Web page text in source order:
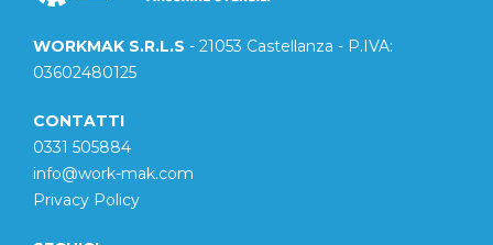
WORKMAK S.R.L.S - 21053 Castellanza - P.IVA:
03602480125
CONTATTI
0331 505884
info@work-mak.com
Privacy Policy